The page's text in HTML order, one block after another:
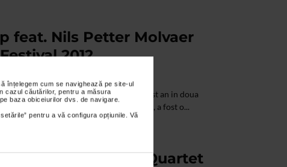
înțelegem cum se navighează pe site-ul
cazul căutărilor, pentru a măsura
baza obiceiurilor dvs. de navigare.
pentru a vă configura opțiunile. Vă
feat. Nils Petter Molvaer
2012
Petter Molvaer a putut fi vazut in acest an in doua
a fost cu Brink Man Ship. Cea de-a doua, a fost o...
Wolfert Brederode Quartet